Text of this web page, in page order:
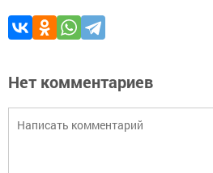
Нет комментариев